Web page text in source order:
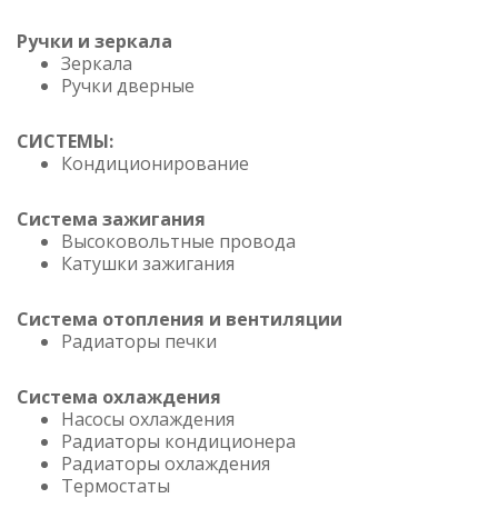
Ручки и зеркала
Зеркала
Ручки дверные
СИСТЕМЫ:
Кондиционирование
Система зажигания
Высоковольтные провода
Катушки зажигания
Система отопления и вентиляции
Радиаторы печки
Система охлаждения
Насосы охлаждения
Радиаторы кондиционера
Радиаторы охлаждения
Термостаты